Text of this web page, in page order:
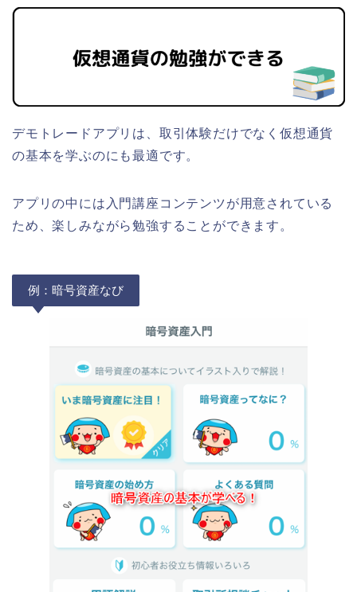
デモトレードアプリは、取引体験だけでなく仮想通貨
の基本を学ぶのにも最適です。
アプリの中には入門講座コンテンツが用意されている
ため、楽しみながら勉強することができます。
例：暗号資産なび